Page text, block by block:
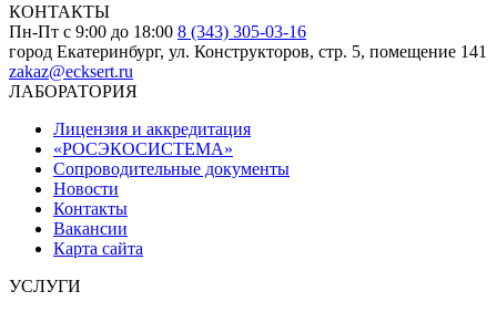
КОНТАКТЫ
Пн-Пт с 9:00 до 18:00 8 (343) 305-03-16
город Екатеринбург, ул. Конструкторов, стр. 5, помещение 141
zakaz@ecksert.ru
ЛАБОРАТОРИЯ
Лицензия и аккредитация
«РОСЭКОСИСТЕМА»
Сопроводительные документы
Новости
Контакты
Вакансии
Карта сайта
УСЛУГИ